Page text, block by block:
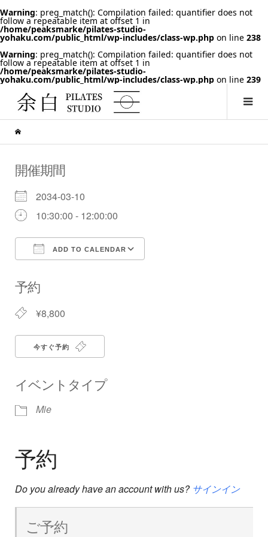
Warning: preg_match(): Compilation failed: quantifier does not
follow a repeatable item at offset 1 in
/home/peaksmarke/pilates-studio-
yohaku.com/public_html/wp-includes/class-wp.php on line 238
Warning: preg_match(): Compilation failed: quantifier does not
follow a repeatable item at offset 1 in
/home/peaksmarke/pilates-studio-
yohaku.com/public_html/wp-includes/class-wp.php on line 239
開催期間
2034-03-10
10:30:00 - 12:00:00
ADD TO CALENDAR
予約
¥8,800
今すぐ予約
イベントタイプ
Mie
予約
Do you already have an account with us? サインイン
ご予約